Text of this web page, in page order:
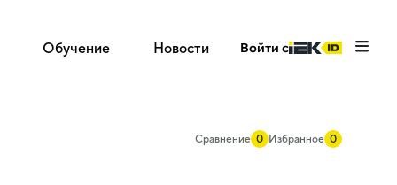
Обучение Новости Войти с
Сравнение 0 Избранное 0